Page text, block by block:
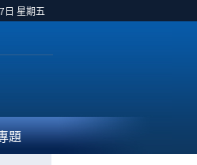
日 星期五
題